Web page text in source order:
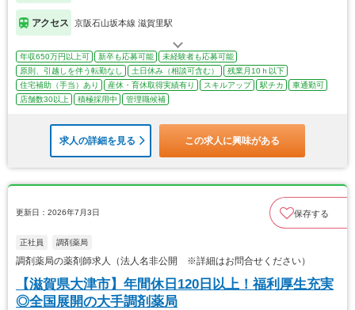
アクセス 京阪石山坂本線 滋賀里駅
年収650万円以上可 新卒も応募可能
未経験者も応募可能
原則、引越しを伴う転勤なし
土日休み（相談可含む）
残業月10ｈ以下
住宅補助（手当）あり
産休・育休取得実績有り スキルアップ 駅チカ
車通勤可
店舗数30以上
積極採用中 管理職候補
求人の詳細を見る この求人に興味がある
更新日：2026年7月3日 保存する
正社員 調剤薬局
調剤薬局の薬剤師求人（法人名非公開 ※詳細はお問合せください）
【滋賀県大津市】年間休日120日以上！福利厚生充実
◎全国展開の大手調剤薬局